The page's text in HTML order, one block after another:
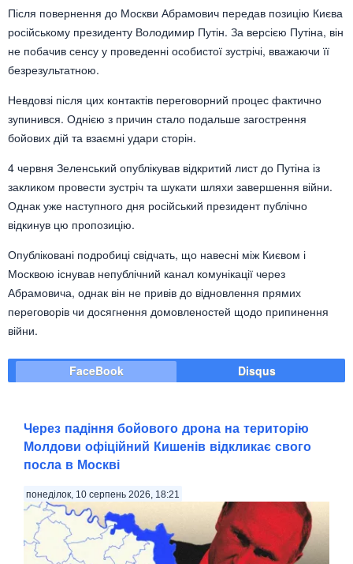
Після повернення до Москви Абрамович передав позицію Києва
російському президенту Володимир Путін. За версією Путіна, він
не побачив сенсу у проведенні особистої зустрічі, вважаючи її
безрезультатною.
Невдовзі після цих контактів переговорний процес фактично
зупинився. Однією з причин стало подальше загострення
бойових дій та взаємні удари сторін.
4 червня Зеленський опублікував відкритий лист до Путіна із
закликом провести зустріч та шукати шляхи завершення війни.
Однак уже наступного дня російський президент публічно
відкинув цю пропозицію.
Опубліковані подробиці свідчать, що навесні між Києвом і
Москвою існував непублічний канал комунікації через
Абрамовича, однак він не привів до відновлення прямих
переговорів чи досягнення домовленостей щодо припинення
війни.
FaceBook Disqus
Через падіння бойового дрона на територію
Молдови офіційний Кишенів відкликає свого
посла в Москві
понеділок, 10 серпень 2026, 18:21